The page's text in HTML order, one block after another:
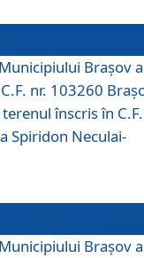
Braşov a
nr. 103260
înscris în
Spiridon Neculai-
Braşov a